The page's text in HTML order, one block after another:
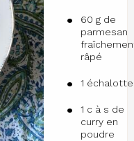
60 g de
parmesan
râpé
1 échalotte
1 c à s de
curry en
poudre